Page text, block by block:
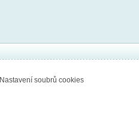
Nastavení soubrů cookies